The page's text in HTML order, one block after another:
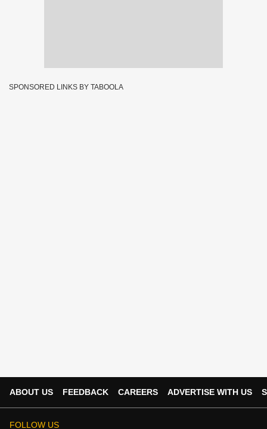
SPONSORED LINKS BY TABOOLA
ABOUT US FEEDBACK CAREERS ADVERTISE WITH US
FOLLOW US